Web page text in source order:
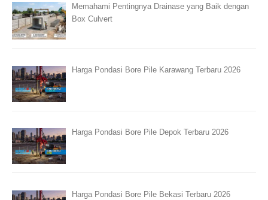
Memahami Pentingnya Drainase yang Baik dengan
Box Culvert
Harga Pondasi Bore Pile Karawang Terbaru 2026
Harga Pondasi Bore Pile Depok Terbaru 2026
Harga Pondasi Bore Pile Bekasi Terbaru 2026